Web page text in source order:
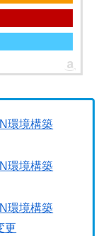
環境構築
環境構築
環境構築
更